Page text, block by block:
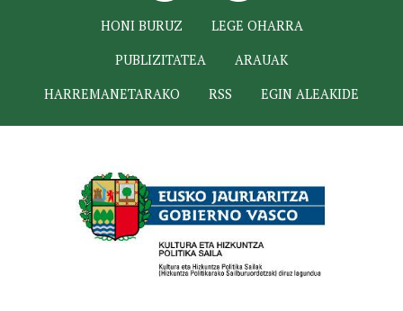
HONI BURUZ
LEGE OHARRA
PUBLIZITATEA
ARAUAK
HARREMANETARAKO
RSS EGIN ALEAKIDE